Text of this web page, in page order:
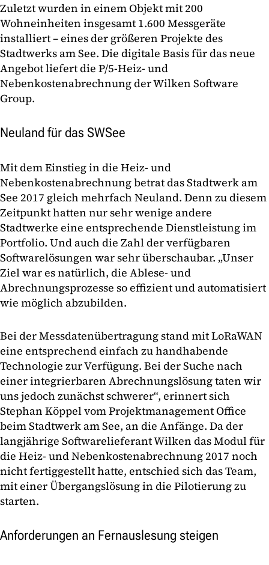
Zuletzt wurden in einem Objekt mit 200
Wohneinheiten insgesamt 1.600 Messgeräte
installiert – eines der größeren Projekte des
Stadtwerks am See. Die digitale Basis für das neue
Angebot liefert die P/5-Heiz- und
Nebenkostenabrechnung der Wilken Software
Group.
Neuland für das SWSee
Mit dem Einstieg in die Heiz- und
Nebenkostenabrechnung betrat das Stadtwerk am
See 2017 gleich mehrfach Neuland. Denn zu diesem
Zeitpunkt hatten nur sehr wenige andere
Stadtwerke eine entsprechende Dienstleistung im
Portfolio. Und auch die Zahl der verfügbaren
Softwarelösungen war sehr überschaubar. „Unser
Ziel war es natürlich, die Ablese- und
Abrechnungsprozesse so effizient und automatisiert
wie möglich abzubilden.
Bei der Messdatenübertragung stand mit LoRaWAN
eine entsprechend einfach zu handhabende
Technologie zur Verfügung. Bei der Suche nach
einer integrierbaren Abrechnungslösung taten wir
uns jedoch zunächst schwerer“, erinnert sich
Stephan Köppel vom Projektmanagement Office
beim Stadtwerk am See, an die Anfänge. Da der
langjährige Softwarelieferant Wilken das Modul für
die Heiz- und Nebenkostenabrechnung 2017 noch
nicht fertiggestellt hatte, entschied sich das Team,
mit einer Übergangslösung in die Pilotierung zu
starten.
Anforderungen an Fernauslesung steigen